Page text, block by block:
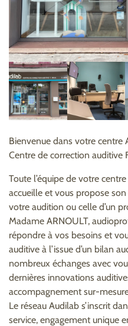
Bienvenue dans votre centre
Centre de correction auditive
Toute l’équipe de votre
accueille et vous propose
votre audition ou celle d’un
Madame ARNOULT,
répondre à vos besoins et
auditive à l’issue d’un bilan
nombreux échanges avec
dernières innovations
accompagnement sur-
Le réseau Audilab s’inscrit
service, engagement unique